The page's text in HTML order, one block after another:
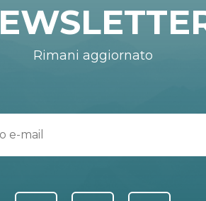
Rimani aggiornato